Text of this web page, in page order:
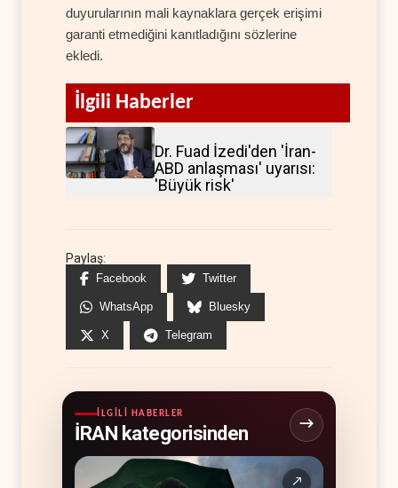
duyurularının mali kaynaklara gerçek erişimi
garanti etmediğini kanıtladığını sözlerine
ekledi.
İlgili Haberler
Dr. Fuad İzedi'den 'İran-
ABD anlaşması' uyarısı:
'Büyük risk'
Paylaş:
Facebook Twitter
WhatsApp Bluesky
X Telegram
İLGILI HABERLER
İRAN kategorisinden
↗